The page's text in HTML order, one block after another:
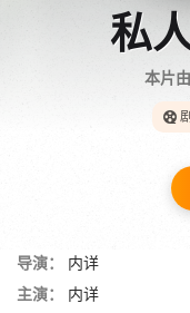
私
本片
导演：
内详
主演：
内详